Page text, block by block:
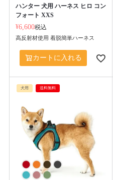
ハンター 犬用 ハーネス ヒロ コン
フォート XXS
¥6,600税込
高反射材使用 着脱簡単ハーネス
カートに入れる
犬用 送料無料